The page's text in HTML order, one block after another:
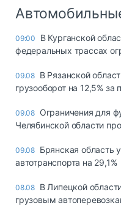
09:00
В Курганской
федеральных трассах
09.08 В Рязанской
грузооборот на 12,5% за
09.08 Ограничения для
Челябинской области
09.08 Брянская область
автотранспорта на 29,1%
08.08 В Липецкой
грузовым